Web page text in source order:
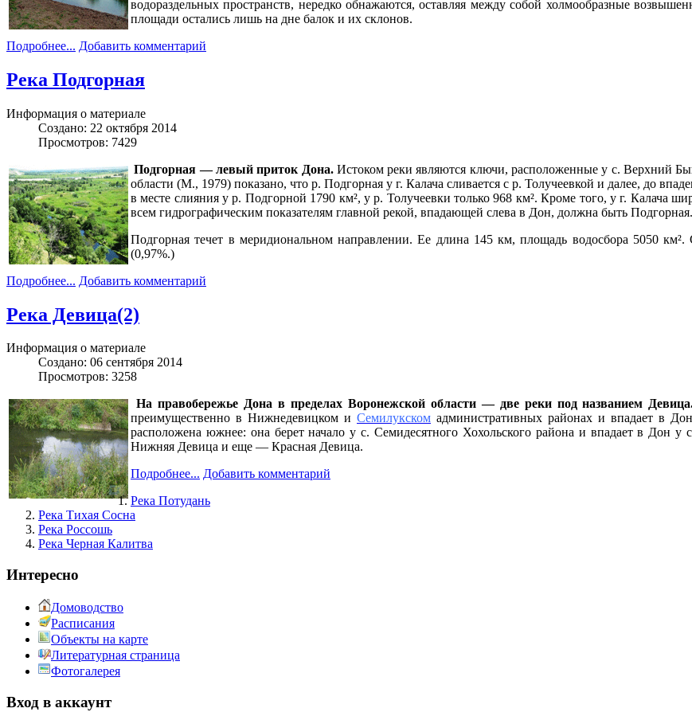
водораздельных пространств, нередко обнажаются, оставляя между собой холмообразные
площади остались лишь на дне балок и их склонов.
Подробнее... Добавить комментарий
Река Подгорная
Информация о материале
Создано: 22 октября 2014
Просмотров: 7429
Подгорная — левый приток Дона.Истоком реки являются ключи, расположенные у с. Верхний
области (М., 1979) показано, что р. Подгорная у г. Калача сливается с р. Толучеевкой и далее, до
в месте слияния у р. Подгорной 1790 км², у р. Толучеевки только 968 км². Кроме того, у г.
всем гидрографическим показателям главной рекой, впадающей слева в Дон, должна быть Подгорная.
Подгорная течет в меридиональном направлении. Ее длина 145 км, площадь водосбора 5050
(0,97%.)
Подробнее... Добавить комментарий
Река Девица(2)
Информация о материале
Создано: 06 сентября 2014
Просмотров: 3258
На правобережье Дона в пределах Воронежской области — две реки под названием
преимущественно в Нижнедевицком и Семилукском административных районах и впадает в
расположена южнее: она берет начало у с. Семидесятного Хохольского района и впадает в Дон
Нижняя Девица и еще — Красная Девица.
Подробнее... Добавить комментарий
Река Потудань
Река Тихая Сосна
Река Россошь
Река Черная Калитва
Интересно
Домоводство
Расписания
Объекты на карте
Литературная страница
Фотогалерея
Вход в аккаунт